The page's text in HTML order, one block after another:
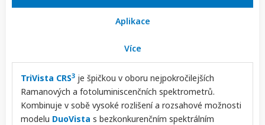
Aplikace
Více
TriVista CRS3 je špičkou v oboru nejpokročilejších
Ramanových a fotoluminiscenčních spektrometrů.
Kombinuje v sobě vysoké rozlišení a rozsahové možnosti
modelu DuoVista s bezkonkurenčním spektrálním